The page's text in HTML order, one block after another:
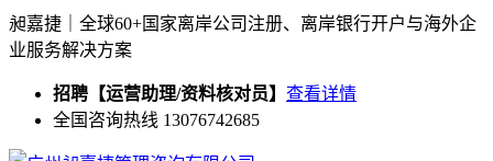
昶嘉捷｜全球60+国家离岸公司注册、离岸银行开户与海外企
业服务解决方案
招聘【运营助理/资料核对员】 查看详情
全国咨询热线 13076742685